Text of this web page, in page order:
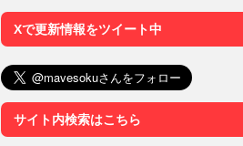
Xで更新情報をツイート中
サイト内検索はこちら